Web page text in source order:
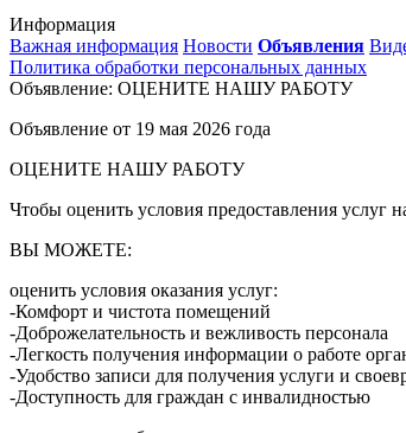
Информация
Важная информация Новости Объявления
Политика обработки персональных данных
Объявление: ОЦЕНИТЕ НАШУ РАБОТУ
Объявление от 19 мая 2026 года
ОЦЕНИТЕ НАШУ РАБОТУ
Чтобы оценить условия предоставления услуг
ВЫ МОЖЕТЕ:
оценить условия оказания услуг:
-Комфорт и чистота помещений
-Доброжелательность и вежливость персонала
-Легкость получения информации о работе
-Удобство записи для получения услуги и
-Доступность для граждан с инвалидностью